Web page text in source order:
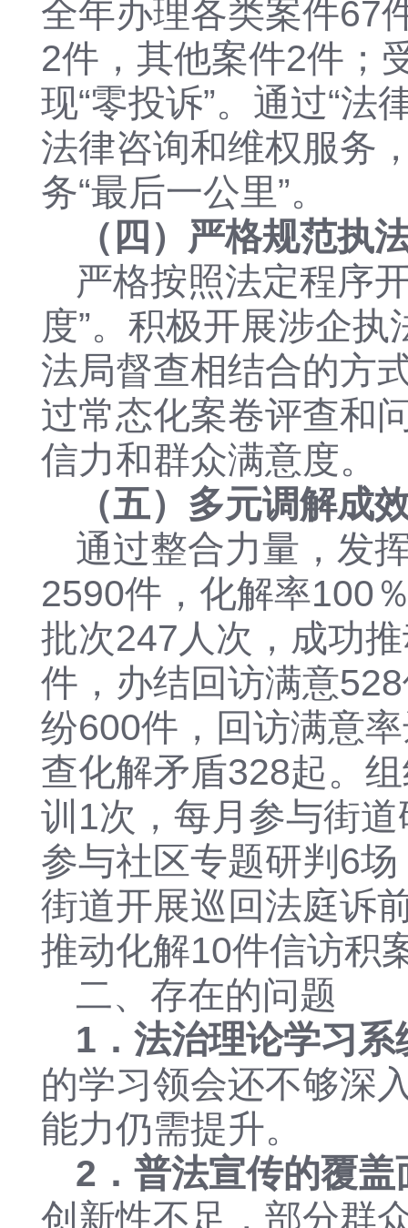
全年办理各类案件67
2件，其他案件2件；
现“零投诉”。通过“法
法律咨询和维权服务
务“最后一公里”。
（四）严格规范执
严格按照法定程序
度”。积极开展涉企
法局督查相结合的方
过常态化案卷评查和
信力和群众满意度。
（五）多元调解成
通过整合力量，发
2590件，化解率100
批次247人次，成功
件，办结回访满意
纷600件，回访满意
查化解矛盾328起。
训1次，每月参与街
参与社区专题研判6
街道开展巡回法庭诉
推动化解10件信访积
二、存在的问题
1．法治理论学习
的学习领会还不够深
能力仍需提升。
2．普法宣传的覆
创新性不足，部分群